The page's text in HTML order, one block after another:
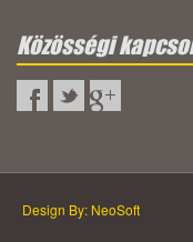
Közösségi
Design By: NeoSoft